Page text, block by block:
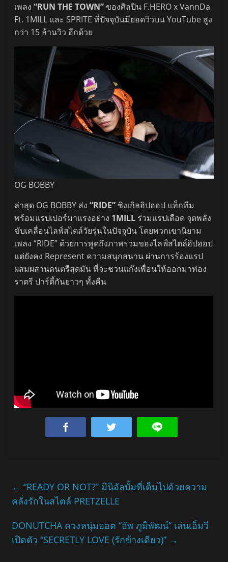
เพลง“RUN THE TOWN”ของศิลปิน F.HERO x VannDa
Ft. 1MILL และ SPRITE ที่ปัจจุบันมียอดวิวบน YouTube สูง
กว่า 15 ล้านวิว อีกด้วย
OG BOBBY
ล่าสุด OG BOBBY ส่ง“RIDE”ซิงเกิลฮิปฮอป แท็กทีม
พร้อมแรปเปอร์มาแรงอย่าง 1MILL ร่วมแรปเดือด จุดพลัง
ขับเคลื่อนไลฟ์สไตล์วัยรุ่นในปัจจุบัน โดยพวกเขานิยาม
เพลง “RIDE” ด้วยการพูดถึงภาพรวมของไลฟ์สไตล์ฮิปฮอป
แต่ยังคง Represent ความสนุกสนาน ผ่านการร้องแรป
ผสมผสานดนตรีสุดมัน ที่จะชวนแก๊งเพื่อนให้ออกมาท่อง
ราตรี ปาร์ตี้กันยาวๆ ทั้งคืน
← “READY OR NOT?” มินิอัลบั้มที่เต็มไปด้วยความ
คลั่งรักในสไตล์ PRETZELLE
DONUTCHA ควงหนุ่มฮอต “อัพ ภูมิพัฒน์” เล่นเอ็มวี
เปิดตัว “SECRETLY LOVE (รักข้างเดียว)” →